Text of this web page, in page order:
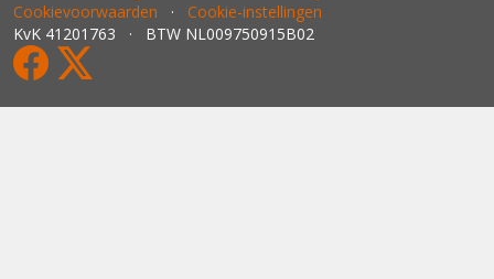
Cookievoorwaarden · Cookie-instellingen
KvK 41201763 · BTW NL009750915B02